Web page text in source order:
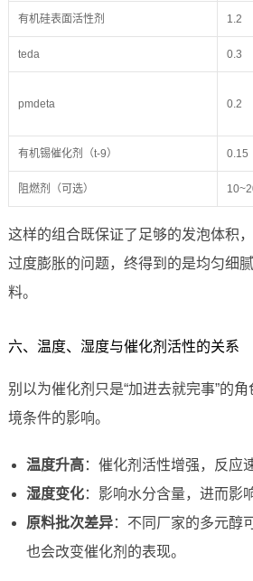
有机硅表面活性剂 1.2
teda 0.3
pmdeta 0.2
有机锡催化剂（t-9） 0.15
阻燃剂（可选）
这样的组合既保证了足够的发泡体积
过度膨胀的问题，终得到的是均匀细
料。
六、温度、湿度与催化剂活性的关系
别以为催化剂只是“加进去就完事”的
境条件的影响。
温度升高：催化剂活性增强，反应
湿度变化：影响水分含量，进而影
原料批次差异：不同厂家的多元醇
也会改变催化剂的表现。